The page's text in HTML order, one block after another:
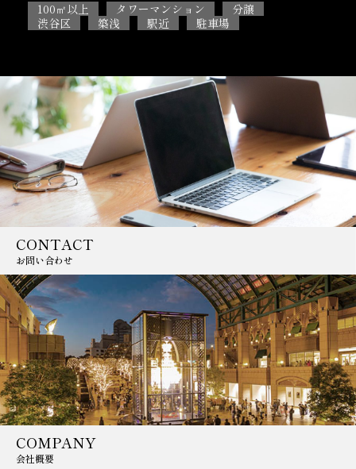
100㎡以上 5SLDK
ペット相談可能
目黒区
閑静な住宅街 駐車場
CONTACT
お問い合わせ
COMPANY
会社概要